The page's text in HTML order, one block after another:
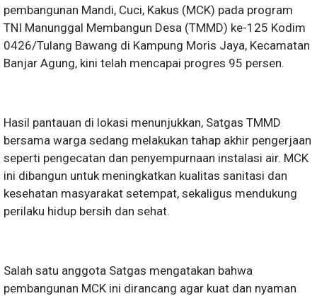
pembangunan Mandi, Cuci, Kakus (MCK) pada program
TNI Manunggal Membangun Desa (TMMD) ke-125 Kodim
0426/Tulang Bawang di Kampung Moris Jaya, Kecamatan
Banjar Agung, kini telah mencapai progres 95 persen.
Hasil pantauan di lokasi menunjukkan, Satgas TMMD
bersama warga sedang melakukan tahap akhir pengerjaan
seperti pengecatan dan penyempurnaan instalasi air. MCK
ini dibangun untuk meningkatkan kualitas sanitasi dan
kesehatan masyarakat setempat, sekaligus mendukung
perilaku hidup bersih dan sehat.
Salah satu anggota Satgas mengatakan bahwa
pembangunan MCK ini dirancang agar kuat dan nyaman